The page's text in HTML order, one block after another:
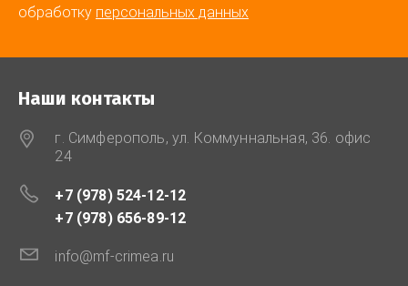
обработку персональных данных
Наши контакты
г. Симферополь, ул. Коммуннальная, 36. офис
24
+7 (978) 524-12-12
+7 (978) 656-89-12
info@mf-crimea.ru